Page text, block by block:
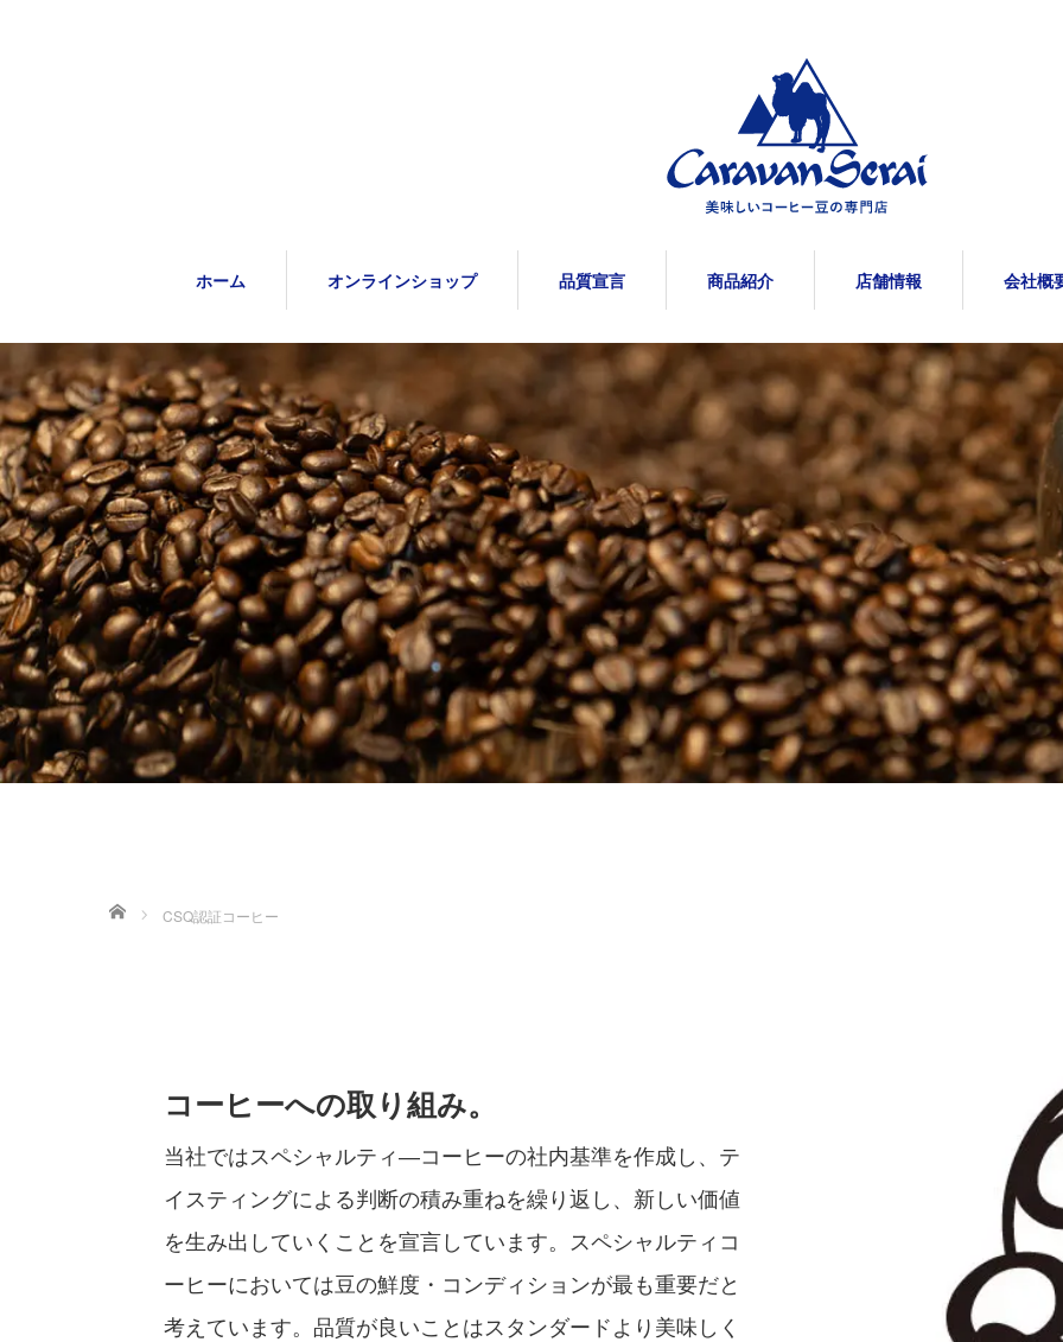
ホーム オンラインショップ 品質宣言 商品紹介 店舗情報 会社概
ホーム CSQ認証コーヒー
コーヒーへの取り組み。
当社ではスペシャルティ―コーヒーの社内基準を作成し、テ
イスティングによる判断の積み重ねを繰り返し、新しい価値
を生み出していくことを宣言しています。スペシャルティコ
ーヒーにおいては豆の鮮度・コンディションが最も重要だと
考えています。品質が良いことはスタンダードより美味しく